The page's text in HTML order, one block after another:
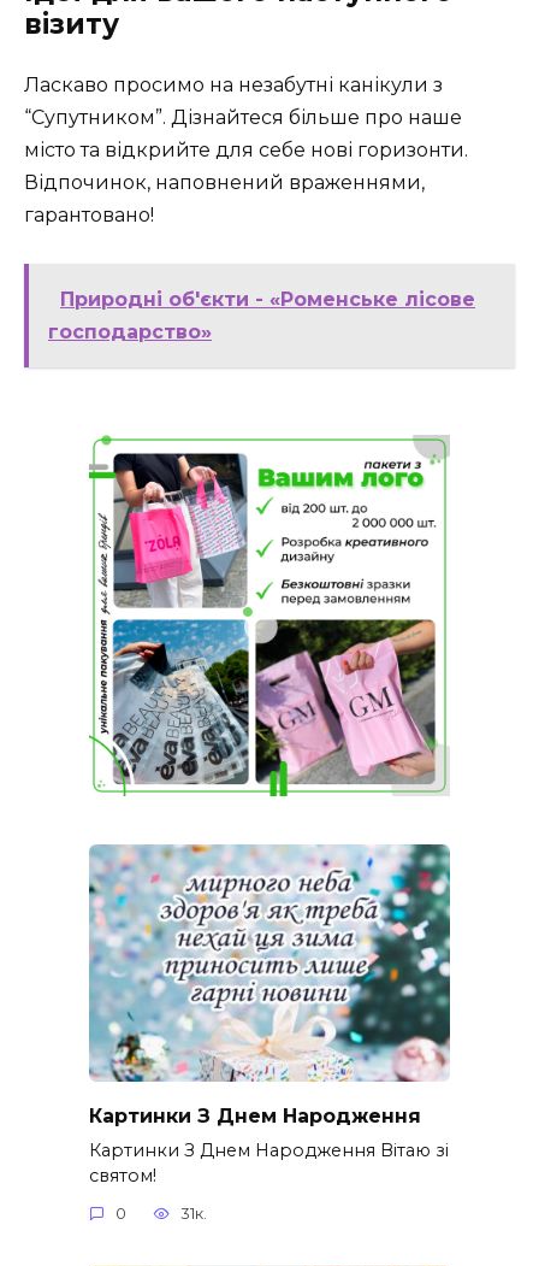
візиту
Ласкаво просимо на незабутні канікули з
“Супутником”. Дізнайтеся більше про наше
місто та відкрийте для себе нові горизонти.
Відпочинок, наповнений враженнями,
гарантовано!
Природні об'єкти - «Роменське лісове
господарство»
Картинки З Днем Народження
Картинки З Днем Народження Вітаю зі
святом!
0 31к.